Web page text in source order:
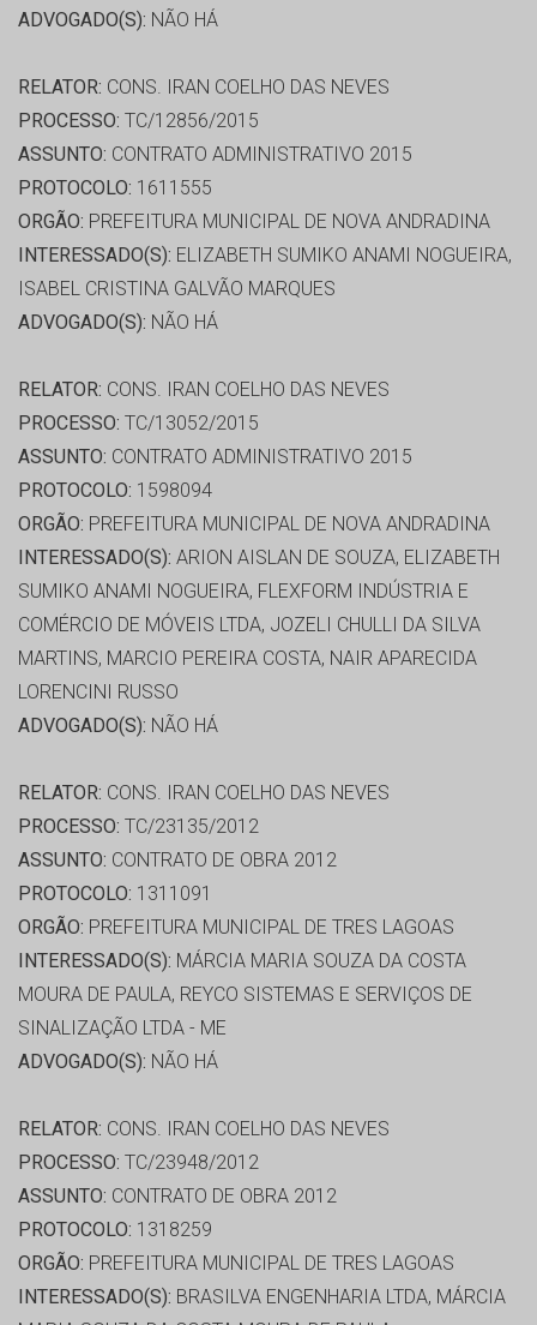
ADVOGADO(S): NÃO HÁ
RELATOR: CONS. IRAN COELHO DAS NEVES
PROCESSO: TC/12856/2015
ASSUNTO: CONTRATO ADMINISTRATIVO 2015
PROTOCOLO: 1611555
ORGÃO: PREFEITURA MUNICIPAL DE NOVA ANDRADINA
INTERESSADO(S): ELIZABETH SUMIKO ANAMI NOGUEIRA,
ISABEL CRISTINA GALVÃO MARQUES
ADVOGADO(S): NÃO HÁ
RELATOR: CONS. IRAN COELHO DAS NEVES
PROCESSO: TC/13052/2015
ASSUNTO: CONTRATO ADMINISTRATIVO 2015
PROTOCOLO: 1598094
ORGÃO: PREFEITURA MUNICIPAL DE NOVA ANDRADINA
INTERESSADO(S): ARION AISLAN DE SOUZA, ELIZABETH
SUMIKO ANAMI NOGUEIRA, FLEXFORM INDÚSTRIA E
COMÉRCIO DE MÓVEIS LTDA, JOZELI CHULLI DA SILVA
MARTINS, MARCIO PEREIRA COSTA, NAIR APARECIDA
LORENCINI RUSSO
ADVOGADO(S): NÃO HÁ
RELATOR: CONS. IRAN COELHO DAS NEVES
PROCESSO: TC/23135/2012
ASSUNTO: CONTRATO DE OBRA 2012
PROTOCOLO: 1311091
ORGÃO: PREFEITURA MUNICIPAL DE TRES LAGOAS
INTERESSADO(S): MÁRCIA MARIA SOUZA DA COSTA
MOURA DE PAULA, REYCO SISTEMAS E SERVIÇOS DE
SINALIZAÇÃO LTDA - ME
ADVOGADO(S): NÃO HÁ
RELATOR: CONS. IRAN COELHO DAS NEVES
PROCESSO: TC/23948/2012
ASSUNTO: CONTRATO DE OBRA 2012
PROTOCOLO: 1318259
ORGÃO: PREFEITURA MUNICIPAL DE TRES LAGOAS
INTERESSADO(S): BRASILVA ENGENHARIA LTDA, MÁRCIA